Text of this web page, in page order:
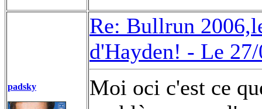
padsky
Re: Bullrun
d'Hayden! - Le
Moi oci c'est ce